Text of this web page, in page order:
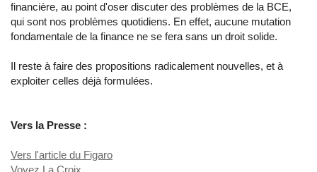
financière, au point d'oser discuter des problèmes de la BCE,
qui sont nos problèmes quotidiens. En effet, aucune mutation
fondamentale de la finance ne se fera sans un droit solide.
Il reste à faire des propositions radicalement nouvelles, et à
exploiter celles déjà formulées.
Vers la Presse :
Vers l'article du Figaro
Voyez La Croix